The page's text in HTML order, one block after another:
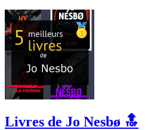
Livres de Jo Nesbø 🔝